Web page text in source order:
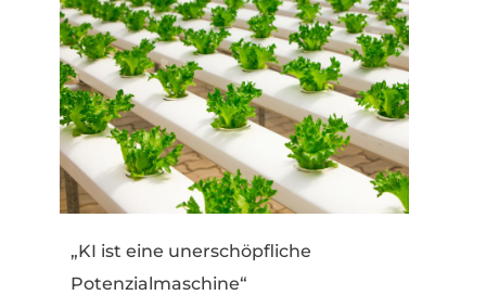
„KI ist eine unerschöpfliche
Potenzialmaschine“